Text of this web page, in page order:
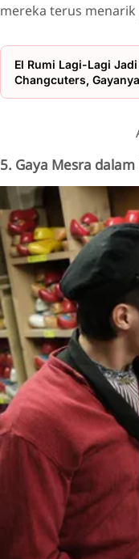
mereka terus
El Rumi Lagi-Lagi
Changcuters,
5. Gaya Mesra